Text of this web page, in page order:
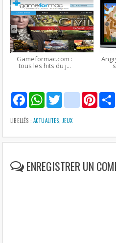
Gameformac.com :
tous les hits du j...
F
a
c
e
o
o
W
h
a
t
A
p
T
t
e
r
g
m
a
P
i
n
r
e
LIBELLÉS : ACTUALITES, JEUX
ENREGISTRER UN